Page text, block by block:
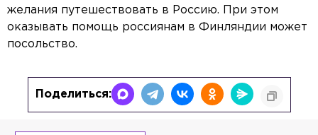
желания путешествовать в Россию. При этом
оказывать помощь россиянам в Финляндии может
посольство.
Поделиться: